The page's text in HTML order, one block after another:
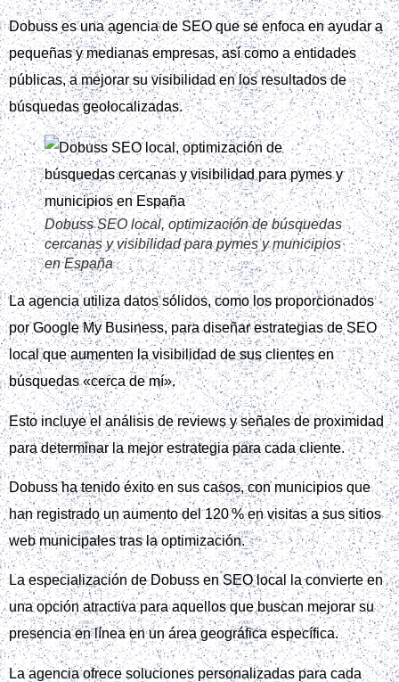
Dobuss es una agencia de SEO que se enfoca en ayudar a
pequeñas y medianas empresas, así como a entidades
públicas, a mejorar su visibilidad en los resultados de
búsquedas geolocalizadas.
Dobuss SEO local, optimización de búsquedas
cercanas y visibilidad para pymes y municipios
en España
La agencia utiliza datos sólidos, como los proporcionados
por Google My Business, para diseñar estrategias de SEO
local que aumenten la visibilidad de sus clientes en
búsquedas «cerca de mí».
Esto incluye el análisis de reviews y señales de proximidad
para determinar la mejor estrategia para cada cliente.
Dobuss ha tenido éxito en sus casos, con municipios que
han registrado un aumento del 120 % en visitas a sus sitios
web municipales tras la optimización.
La especialización de Dobuss en SEO local la convierte en
una opción atractiva para aquellos que buscan mejorar su
presencia en línea en un área geográfica específica.
La agencia ofrece soluciones personalizadas para cada